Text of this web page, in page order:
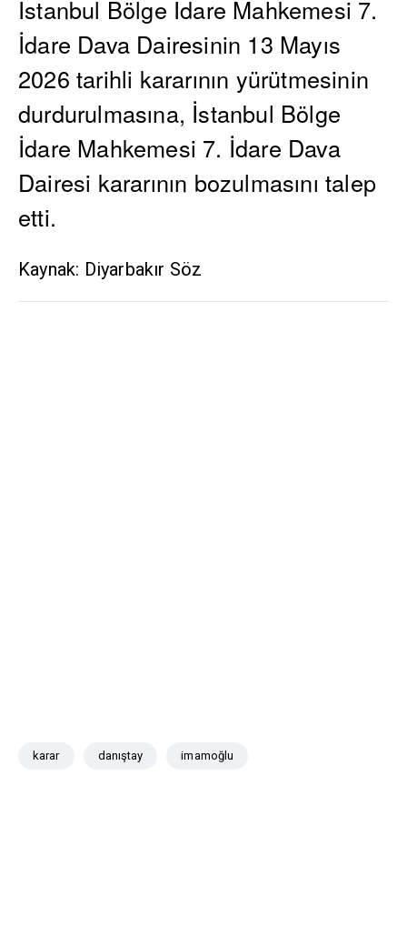
İstanbul Bölge İdare Mahkemesi 7.
İdare Dava Dairesinin 13 Mayıs
2026 tarihli kararının yürütmesinin
durdurulmasına, İstanbul Bölge
İdare Mahkemesi 7. İdare Dava
Dairesi kararının bozulmasını talep
etti.
Kaynak: Diyarbakır Söz
karar danıştay imamoğlu